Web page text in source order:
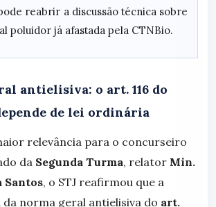
reabrir a discussão técnica sobre
poluidor já afastada pela CTNBio.
antielisiva: o art. 116 do
de lei ordinária
relevância para o concurseiro
da Segunda Turma, relator Min.
Santos, o STJ reafirmou que a
da norma geral antielisiva do art.